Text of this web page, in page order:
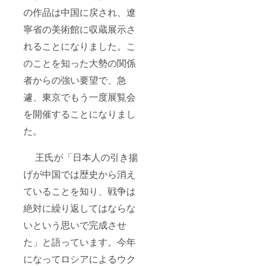
の作品は中国に戻され、遼
寧省の美術館に収蔵展示さ
れることになりました。こ
のことを知った大勢の関係
者からの強い要望で、急
遽、東京でもう一度展覧会
を開催することになりまし
た。
王氏が「日本人の引き揚
げが中国では歴史から消え
ていることを知り、戦争は
絶対に繰り返してはならな
いという思いで完成させ
た」と語っています。今年
になってロシアによるウク